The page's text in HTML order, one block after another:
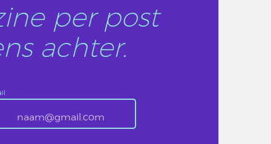
per post
achter.